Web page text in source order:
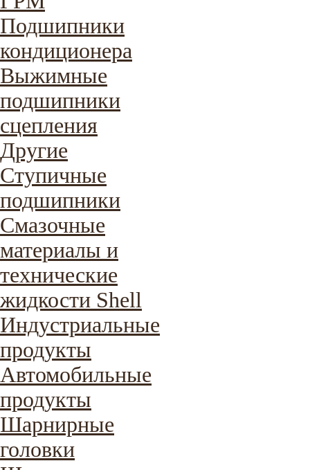
Подшипники
кондиционера
Выжимные
подшипники
сцепления
Другие
Ступичные
подшипники
Смазочные
материалы и
технические
жидкости Shell
Индустриальные
продукты
Автомобильные
продукты
Шарнирные
головки